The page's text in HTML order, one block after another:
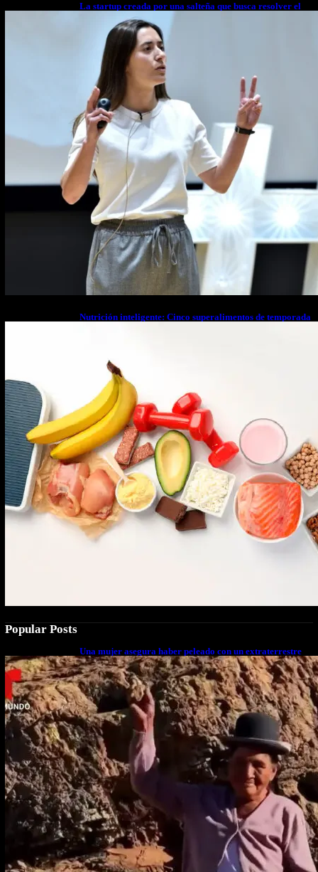
La startup creada por una salteña que busca resolver el
estrés financiero en Latinoamérica
Nutrición inteligente: Cinco superalimentos de temporada
Popular Posts
Una mujer asegura haber peleado con un extraterrestre
cuerpo a cuerpo